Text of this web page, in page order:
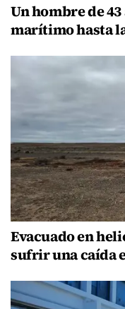
Un hombre de 43
marítimo hasta
Evacuado en
sufrir una caída